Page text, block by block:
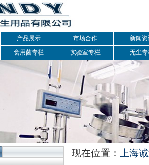
产品展示 市场合作
新闻资
食用菌专栏 实验室专栏 无尘专
现在位置： 上海